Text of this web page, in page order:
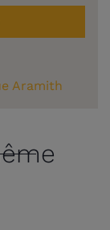
Aramith